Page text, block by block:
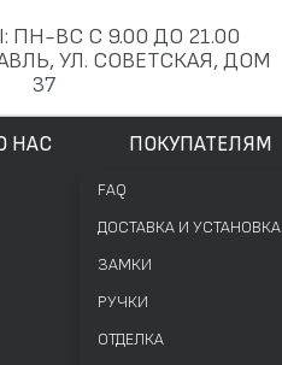
ПН-ВС С 9.00 ДО 21.00
УЛ. СОВЕТСКАЯ, ДОМ
37
НАС ПОКУПАТЕЛЯМ
FAQ
ДОСТАВКА И УСТАНОВКА
ЗАМКИ
РУЧКИ
ОТДЕЛКА